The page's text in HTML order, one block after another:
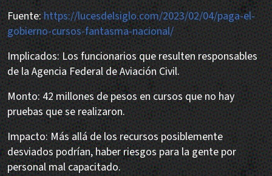
Fuente:https://lucesdelsiglo.com/2023/02/04/paga-el-
gobierno-cursos-fantasma-nacional/
Implicados: Los funcionarios que resulten responsables
de la Agencia Federal de Aviación Civil.
Monto: 42 millones de pesos en cursos que no hay
pruebas que se realizaron.
Impacto: Más allá de los recursos posiblemente
desviados podrían, haber riesgos para la gente por
personal mal capacitado.